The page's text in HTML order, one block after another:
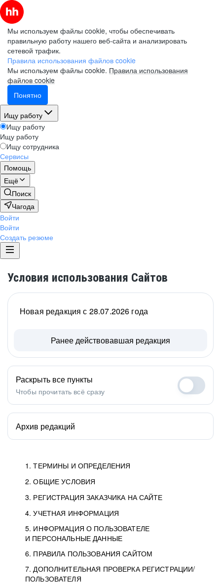
Мы используем файлы cookie, чтобы обеспечивать
правильную работу нашего веб-сайта и анализировать
сетевой трафик.
Правила использования файлов cookie
Мы используем файлы cookie. Правила использования
файлов cookie
Понятно
Ищу работу
Ищу работу
Ищу работу
Ищу сотрудника
Сервисы
Помощь
Ещё
Поиск
Чагода
Войти
Войти
Создать резюме
Условия использования Сайтов
1. ТЕРМИНЫ И ОПРЕДЕЛЕНИЯ
2. ОБЩИЕ УСЛОВИЯ
3. РЕГИСТРАЦИЯ ЗАКАЗЧИКА НА САЙТЕ
4. УЧЕТНАЯ ИНФОРМАЦИЯ
5. ИНФОРМАЦИЯ О ПОЛЬЗОВАТЕЛЕ
И ПЕРСОНАЛЬНЫЕ ДАННЫЕ
6. ПРАВИЛА ПОЛЬЗОВАНИЯ САЙТОМ
7. ДОПОЛНИТЕЛЬНАЯ ПРОВЕРКА РЕГИСТРАЦИИ/
ПОЛЬЗОВАТЕЛЯ
Новая редакция с 28.07.2026 года
Ранее действовавшая редакция
Раскрыть все пункты
Чтобы прочитать всё сразу
Архив редакций